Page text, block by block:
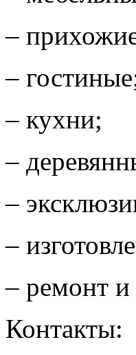
–
–
– кухни;
–
–
–
– ремонт и
Контакты: